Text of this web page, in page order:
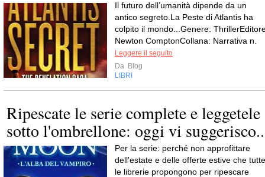
Il futuro dell’umanità dipende da un
antico segreto.La Peste di Atlantis ha
colpito il mondo...Genere:
Newton ComptonCollana: Narrativa n.
Leggere il seguito
Da Blog
LIBRI
Ripescate le serie complete e leggetele
sotto l'ombrellone: oggi vi
Per la serie: perché non approfittare
dell'estate e delle offerte estive che tutte
le librerie propongono per ripescare